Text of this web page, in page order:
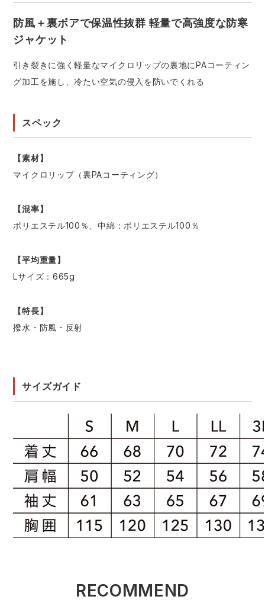
防風＋裏ボアで保温性抜群 軽量で高強度な防寒
ジャケット
引き裂きに強く軽量なマイクロリップの裏地にPAコーティン
グ加工を施し、冷たい空気の侵入を防いでくれる
スペック
【素材】
マイクロリップ（裏PAコーティング）
【混率】
ポリエステル100％、中綿：ポリエステル100％
【平均重量】
Lサイズ：665g
【特長】
撥水・防風・反射
サイズガイド
RECOMMEND